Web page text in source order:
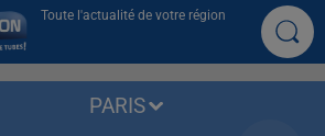
Toute l'actualité de votre région
PARIS